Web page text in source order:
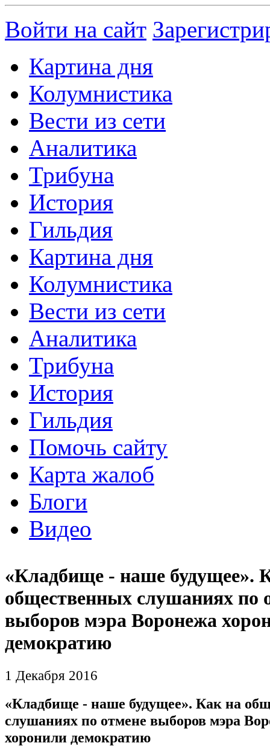
Войти на сайт
Картина дня
Колумнистика
Вести из сети
Аналитика
Трибуна
История
Гильдия
Картина дня
Колумнистика
Вести из сети
Аналитика
Трибуна
История
Гильдия
Помочь сайту
Карта жалоб
Блоги
Видео
«Кладбище - наше будущее».
общественных слушаниях по
выборов мэра Воронежа
демократию
1 Декабря 2016
«Кладбище - наше будущее». Как на
слушаниях по отмене выборов мэра
хоронили демократию